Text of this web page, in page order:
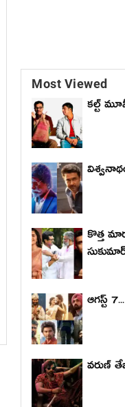
Most Viewed
కల్ట్
కొత్త
ఆగస్ట్
వరుణ్